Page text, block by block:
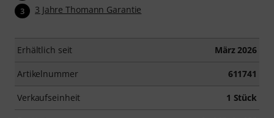
3 3 Jahre Thomann Garantie
Erhältlich seit März 2026
Artikelnummer 611741
Verkaufseinheit 1 Stück